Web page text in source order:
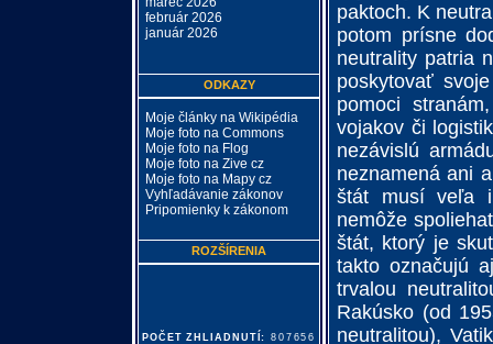
paktoch. K
potom prísne
neutrality patria
poskytovať
pomoci
vojakov či
nezávislú
neznamená ani
štát musí veľa
nemôže
štát, ktorý je
takto označujú
trvalou
Rakúsko (od
neutralitou),
február 2026
január 2026
ODKAZY
Moje články na Wikipédia
Moje foto na Commons
Moje foto na Flog
Moje foto na Zive cz
Moje foto na Mapy cz
Vyhľadávanie zákonov
Pripomienky k zákonom
ROZŠÍRENIA
POČET ZHLIADNUTÍ: 807656